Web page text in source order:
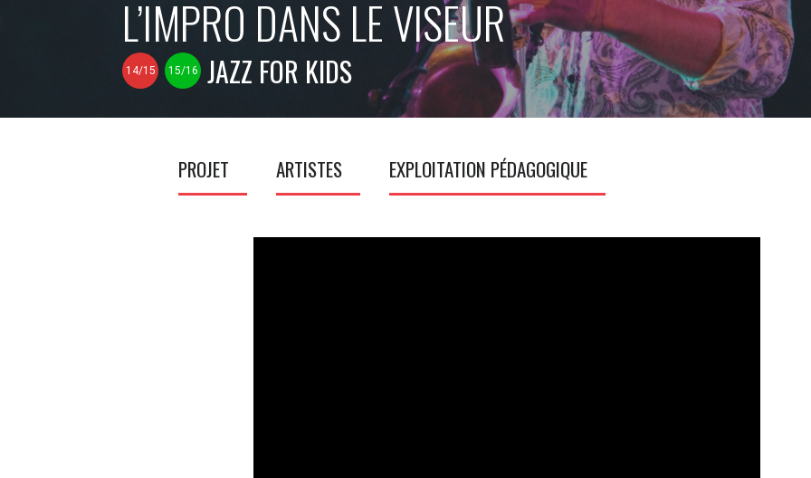
L’IMPRO DANS LE VISEUR
14/15 15/16 JAZZ FOR KIDS
PROJET ARTISTES EXPLOITATION PÉDAGOGIQUE